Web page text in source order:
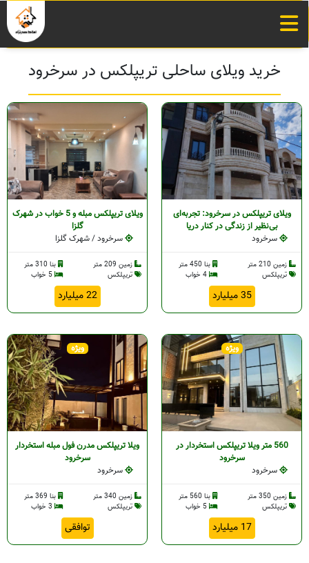
خرید ویلای ساحلی تریپلکس در سرخرود
ویلای تریپلکس در سرخرود: تجربه‌ای
بی‌نظیر از زندگی در کنار دریا
سرخرود
زمین 210 متر
بنا 450 متر
تریپلکس
35 میلیارد
ویلای تریپلکس مبله و 5 خواب در شهرک
گلزا
سرخرود / شهرک گلزا
زمین 209 متر
بنا 310 متر
تریپلکس
22 میلیارد
ویژه
560 متر ویلا تریپلکس استخردار در
سرخرود
سرخرود
زمین 350 متر
بنا 560 متر
تریپلکس
17 میلیارد
ویژه
ویلا تریپلکس مدرن فول مبله استخردار
سرخرود
سرخرود
زمین 340 متر
بنا 369 متر
تریپلکس
توافقی